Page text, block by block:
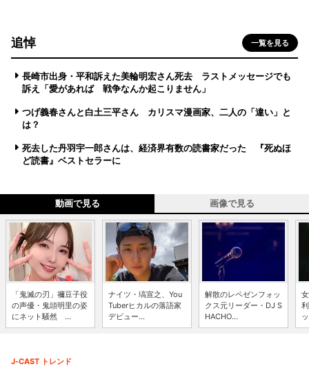
追悼 一覧を見る
長崎市出身・平和訴えた美輪明宏さん死去 ラストメッセージでも
訴え「愛があれば 戦争なんか起こりません」
つげ義春さんと白土三平さん カリスマ漫画家、二人の「違い」と
は？
死去した丹羽宇一郎さんは、経済界有数の読書家だった 『死ぬほ
ど読書』ベストセラーに
動画で見る 画像で見る
「鬼滅の刃」禰豆子役
の声優・鬼頭明里の姿
にネット騒然 ...
ナイツ・塙宣之、You
Tuberヒカルの落語家
デビュー...
解散のレペゼンフォッ
クス元リーダー・DJ S
HACHO...
J-CAST トレンド